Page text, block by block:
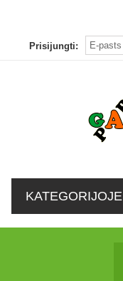
Prisijungti:
KATEGORIJOJE